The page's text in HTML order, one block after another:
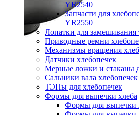
YR2540
Запчасти для
YR2550
Лопатки для замешивания
Приводные ремни
Механизмы вращения
Датчики хлебопечек
Мерные ложки и стаканы
Сальники вала хлебопечек
ТЭНы для хлебопечек
Формы для выпечки хлеба
Формы для выпечки